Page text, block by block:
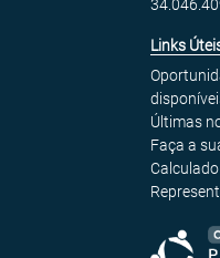
Links
Últimas
Faça a